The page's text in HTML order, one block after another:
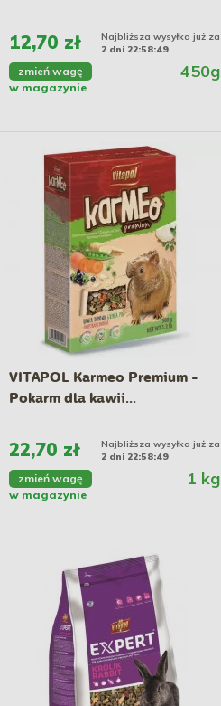
12,70 zł
Najbliższa wysyłka już za
2 dni 22:58:48
zmień wagę 450g
w magazynie
VITAPOL Karmeo Premium -
Pokarm dla kawii...
22,70 zł
Najbliższa wysyłka już za
2 dni 22:58:48
zmień wagę 1 kg
w magazynie